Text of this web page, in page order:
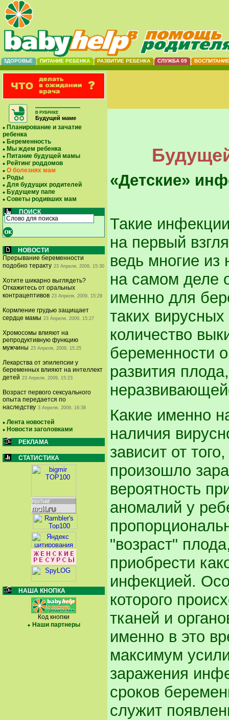
ЗДОРОВЬЕ ПИТАНИЕ РЕБЕНКА РАЗВИТИЕ РЕБЕНКА СЛУЖБА 09 ВОСПИТАНИЕ
В РУБРИКЕ
Будущей маме
Планирование и зачатие
ребенка
Беременность
Мы ждем ребенка
Питание будущей мамы
Рейтинг роддомов
О болезнях мам
Роды
Для будущих родителей
Будущему папе
Советы родивших мам
ПОИСК
НОВОСТИ
Прерывание беременности
подобно теракту 23 Апреля, 2009, 15:30
Хотите шикарно выглядеть?
Откажитесь от оральных
контрацептивов 23 Апреля, 2009, 15:29
Кормление грудью защищает
сердце мамы 23 Апреля, 2009, 15:27
Хромосомы влияют на
репродуктивную функцию
мужчины 23 Апреля, 2009, 15:25
Лекарства от эпилепсии у
беременных влияют на интеллект
детей 23 Апреля, 2009, 15:23
Возраст первого сексуального
опыта передается по
наследству 3 Апреля, 2009, 16:38
Лента новостей
Новости заголовками
РЕКЛАМА
СТАТИСТИКА
НАША КНОПКА
Код кнопки
Наши партнеры
«Детские»
Такие
на первый
ведь многие
на самом деле
именно для
таких
количество
беременности
развития
Какие именно
наличия
зависит от
произошло
вероятность
аномалий у
"возраст"
приобрести
инфекцией.
которого
тканей и
именно в это
максимум
заражения
сроков
служит